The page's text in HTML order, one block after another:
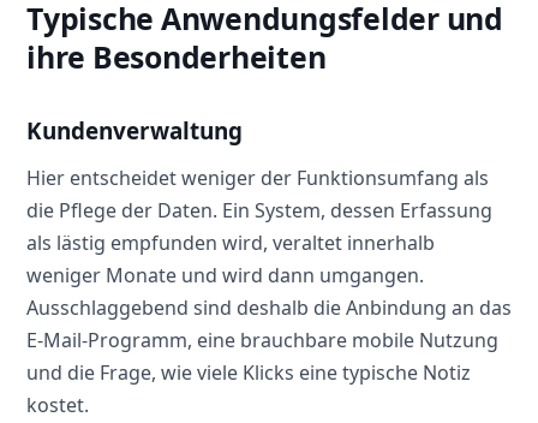
Typische Anwendungsfelder und
ihre Besonderheiten
Kundenverwaltung
Hier entscheidet weniger der Funktionsumfang als
die Pflege der Daten. Ein System, dessen Erfassung
als lästig empfunden wird, veraltet innerhalb
weniger Monate und wird dann umgangen.
Ausschlaggebend sind deshalb die Anbindung an das
E-Mail-Programm, eine brauchbare mobile Nutzung
und die Frage, wie viele Klicks eine typische Notiz
kostet.